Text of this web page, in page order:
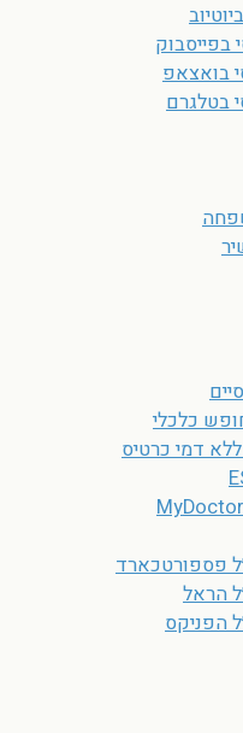
בפייסבוק
בואצאפ
בטלגרם
כלכלי
פספורטכארד
הראל
הפניקס